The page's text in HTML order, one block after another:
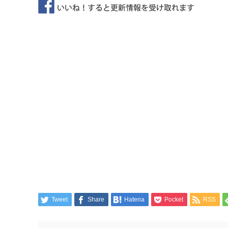
Tweet Share Hatena Pocket RSS